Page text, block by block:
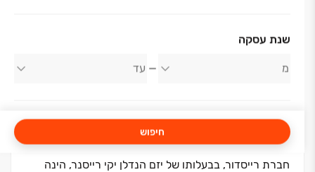
שנת עסקה
חיפוש
אודות החברה
רייסדור
חברת רייסדור, בבעלותו של יזם הנדלן יקי רייסנר, הינה